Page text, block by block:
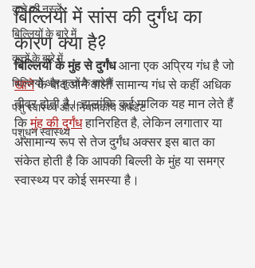
कुत्ते की नस्लें
बिल्लियों के बारे में
कुत्तों के बारे में
बिल्लियों और कुत्तों के बारे में
पशु स्वास्थ्य और नियामकीय अपडेट
पशुधन स्वास्थ्य
बिल्लियों में सांस की दुर्गंध का
कारण क्या है?
बिल्लियों के मुंह से दुर्गंध आना एक अप्रिय गंध है जो
खाने के बाद आने वाली सामान्य गंध से कहीं अधिक
तीव्र होती है। हालांकि कई मालिक यह मान लेते हैं
कि मुंह की दुर्गंध हानिरहित है, लेकिन लगातार या
असामान्य रूप से तेज दुर्गंध अक्सर इस बात का
संकेत होती है कि आपकी बिल्ली के मुंह या समग्र
स्वास्थ्य पर कोई समस्या है।